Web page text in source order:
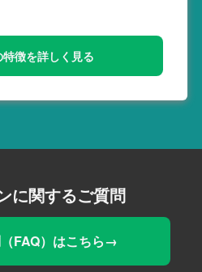
徴を詳しく見る
に関するご質問
FAQ）はこちら→